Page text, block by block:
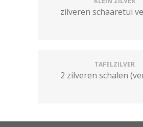
zilveren schaaretui
TAFELZILVER
2 zilveren schalen